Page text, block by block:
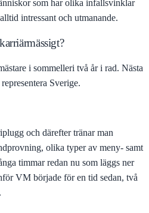
som har olika infallsvinklar
intressant och utmanande.
i sommelleri två år i rad. Nästa
Sverige.
och därefter tränar man
olika typer av meny- samt
timmar redan nu som läggs ner
VM började för en tid sedan, två